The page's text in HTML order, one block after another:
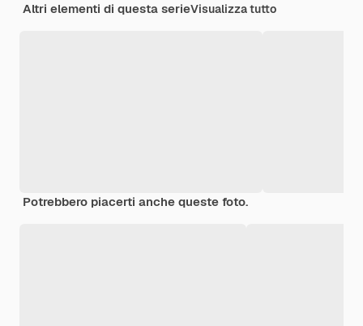
Altri elementi di questa serieVisualizza tutto
Potrebbero piacerti anche queste foto.